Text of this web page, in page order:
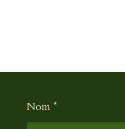
Nom *